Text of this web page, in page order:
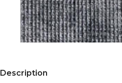
Description